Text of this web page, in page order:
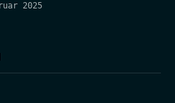
2025